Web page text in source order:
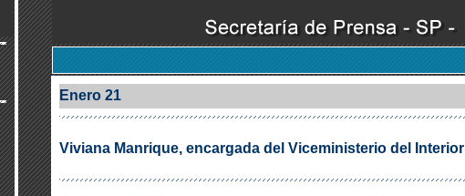
Enero 21
Viviana Manrique, encargada del Viceministerio del Interior